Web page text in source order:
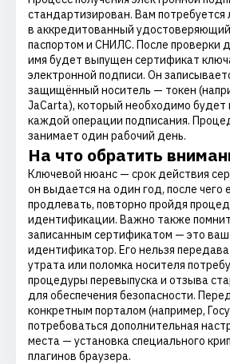
стандартизирован. Вам потребуется
в аккредитованный
паспортом и СНИЛС. После проверки
имя будет выпущен сертификат
электронной подписи. Он
защищённый носитель — токен
JaCarta), который необходимо будет
каждой операции подписания.
занимает один рабочий день.
На что обратить
Ключевой нюанс — срок действия
он выдается на один год, после чего
продлевать, повторно пройдя
идентификации. Важно также
записанным сертификатом — это
идентификатор. Его нельзя
утрата или поломка носителя
процедуры перевыпуска и отзыва
для обеспечения безопасности.
конкретным порталом (например,
потребоваться дополнительная
места — установка специального
плагинов браузера.